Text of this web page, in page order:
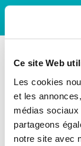
Ce site Web
Les cookies
et les
médias
partageons
notre site avec